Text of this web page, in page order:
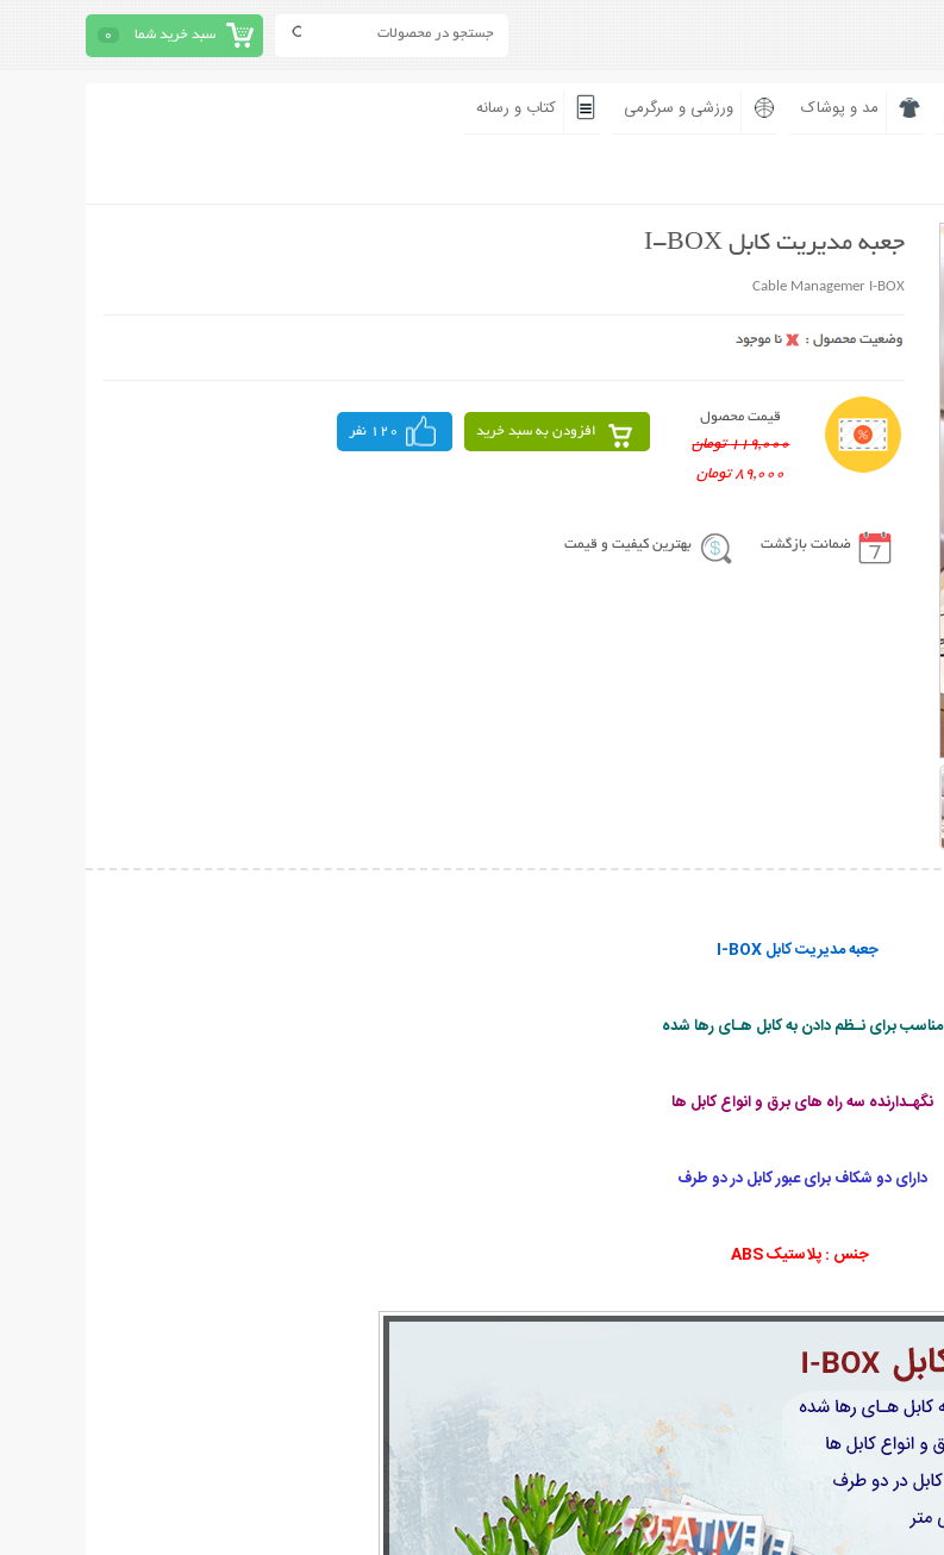
سبد خرید شما 0
مد و پوشاک ورزشی و سرگرمی کتاب و رسانه
جعبه مدیریت کابل I-BOX
Cable Managemer I-BOX
قیمت محصول
119,000 تومان
89,000 تومان
افزودن به سبد خرید 120 نفر
ضمانت بازگشت بهترین کیفیت و قیمت
جعبه مدیریت کابل I-BOX
مناسب برای نـظم دادن به کابل هـای رها شده
نگهـدارنده سه راه های برق و انواع کابل ها
دارای دو شکاف برای عبور کابل در دو طرف
جنس : پلاستیک ABS